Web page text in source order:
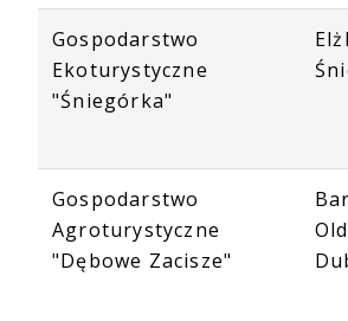
Gospodarstwo
Ekoturystyczne
"Śniegórka"
Gospodarstwo
Agroturystyczne
"Dębowe Zacisze"